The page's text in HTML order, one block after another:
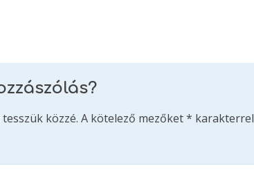
közzé. A kötelező mezőket* karakterrel